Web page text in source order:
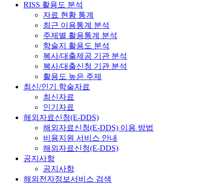
RISS 활용도 분석
자료 현황 통계
최근 이용통계 분석
주제별 활용통계 분석
학술지 활용도 분석
복사/대출제공 기관 분석
복사/대출신청 기관 분석
활용도 높은 주제
최신/인기 학술자료
최신자료
인기자료
해외자료신청(E-DDS)
해외자료신청(E-DDS) 이용 방법
비용지원 서비스 안내
해외자료신청(E-DDS)
공지사항
공지사항
해외전자정보서비스 검색